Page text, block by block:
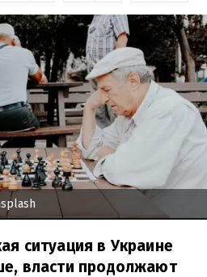
ситуация в Украине
власти продолжают